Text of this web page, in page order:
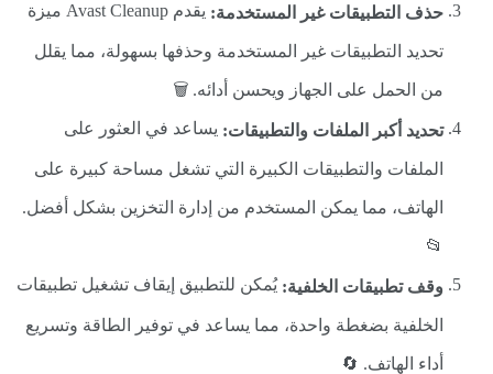
حذف التطبيقات غير المستخدمة: يقدم Avast Cleanup ميزة
تحديد التطبيقات غير المستخدمة وحذفها بسهولة، مما يقلل
من الحمل على الجهاز ويحسن أدائه. 🗑️
تحديد أكبر الملفات والتطبيقات: يساعد في العثور على
الملفات والتطبيقات الكبيرة التي تشغل مساحة كبيرة على
الهاتف، مما يمكن المستخدم من إدارة التخزين بشكل أفضل.
📂
وقف تطبيقات الخلفية: يُمكن للتطبيق إيقاف تشغيل تطبيقات
الخلفية بضغطة واحدة، مما يساعد في توفير الطاقة وتسريع
أداء الهاتف. 🔄